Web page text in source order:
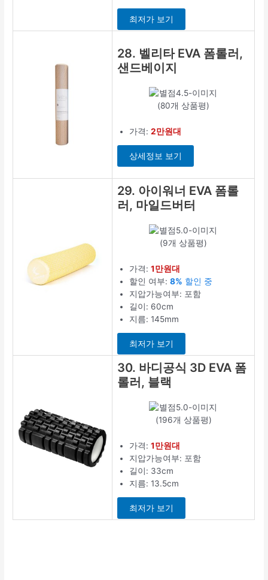
최저가 보기
28. 벨리타 EVA 폼롤러,
샌드베이지
(80개 상품평)
가격:2만원대
상세정보 보기
29. 아이워너 EVA 폼롤
러, 마일드버터
(9개 상품평)
가격:1만원대
할인 여부:8% 할인 중
지압가능여부: 포함
길이: 60cm
지름: 145mm
최저가 보기
30. 바디공식 3D EVA 폼
롤러, 블랙
(196개 상품평)
가격:1만원대
지압가능여부: 포함
길이: 33cm
지름: 13.5cm
최저가 보기